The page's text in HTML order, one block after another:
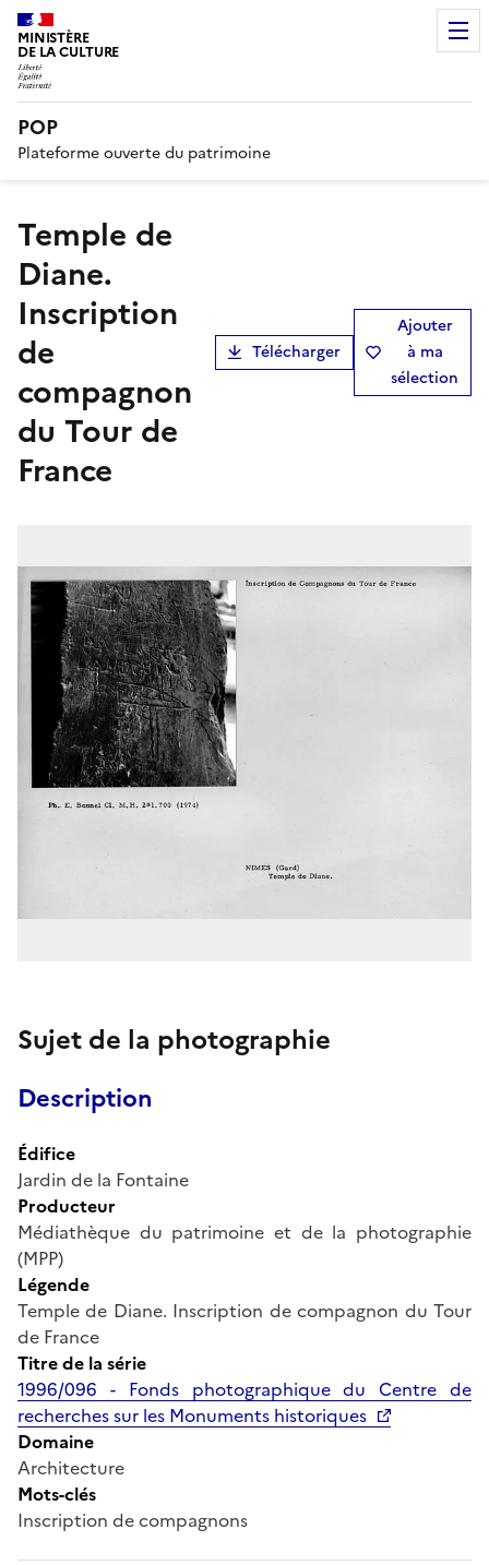
MINISTÈRE
DE LA CULTURE
POP
Plateforme ouverte du patrimoine
Temple de
Diane.
Inscription
de
compagnon
du Tour de
France
Télécharger
Ajouter
à ma
sélection
Sujet de la photographie
Description
Édifice
Jardin de la Fontaine
Producteur
Médiathèque du patrimoine et de la photographie
(MPP)
Légende
Temple de Diane. Inscription de compagnon du Tour
de France
Titre de la série
1996/096 - Fonds photographique du Centre de
recherches sur les Monuments historiques
Domaine
Architecture
Mots-clés
Inscription de compagnons